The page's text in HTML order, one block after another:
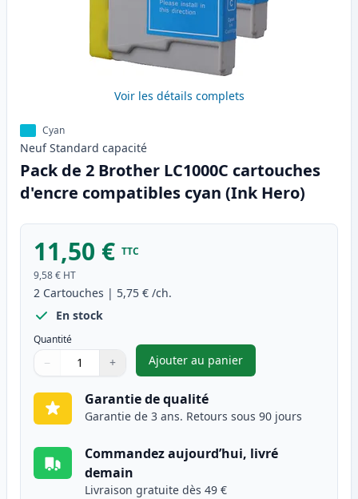
Voir les détails complets
Cyan
Neuf Standard capacité
Pack de 2 Brother LC1000C cartouches
d'encre compatibles cyan (Ink Hero)
11,50 € TTC
9,58 € HT
2 Cartouches | 5,75 € /ch.
En stock
Quantité
Quantité
Utilisez les boutons pour ajuster
− +
Quantité
Ajouter au panier
,Pack de 2 Brother LC1000C
Garantie de qualité
Garantie de 3 ans. Retours sous 90 jours
Commandez aujourd’hui, livré
demain
Livraison gratuite dès 49 €